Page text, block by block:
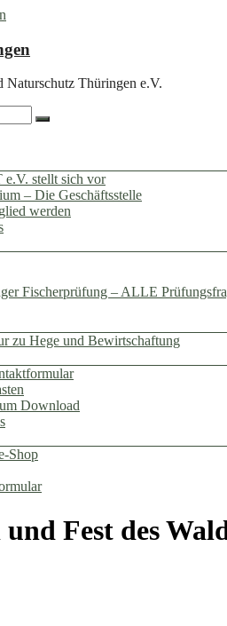
Naturschutz Thüringen e.V.
stellt sich vor
– Die Geschäftsstelle
werden
Fischerprüfung – ALLE
zu Hege und Bewirtschaftung
Download
Shop
Fest des